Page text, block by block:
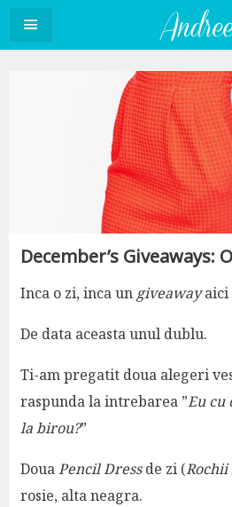
Sari
conținut
December’s Giveaways:
Inca o zi, inca un giveawayaici
De data aceasta unul dublu.
Ti-am pregatit doua alegeri
raspunda la intrebarea ”Eu cu
la birou?”
DouaPencil Dressde zi (
rosie, alta neagra.